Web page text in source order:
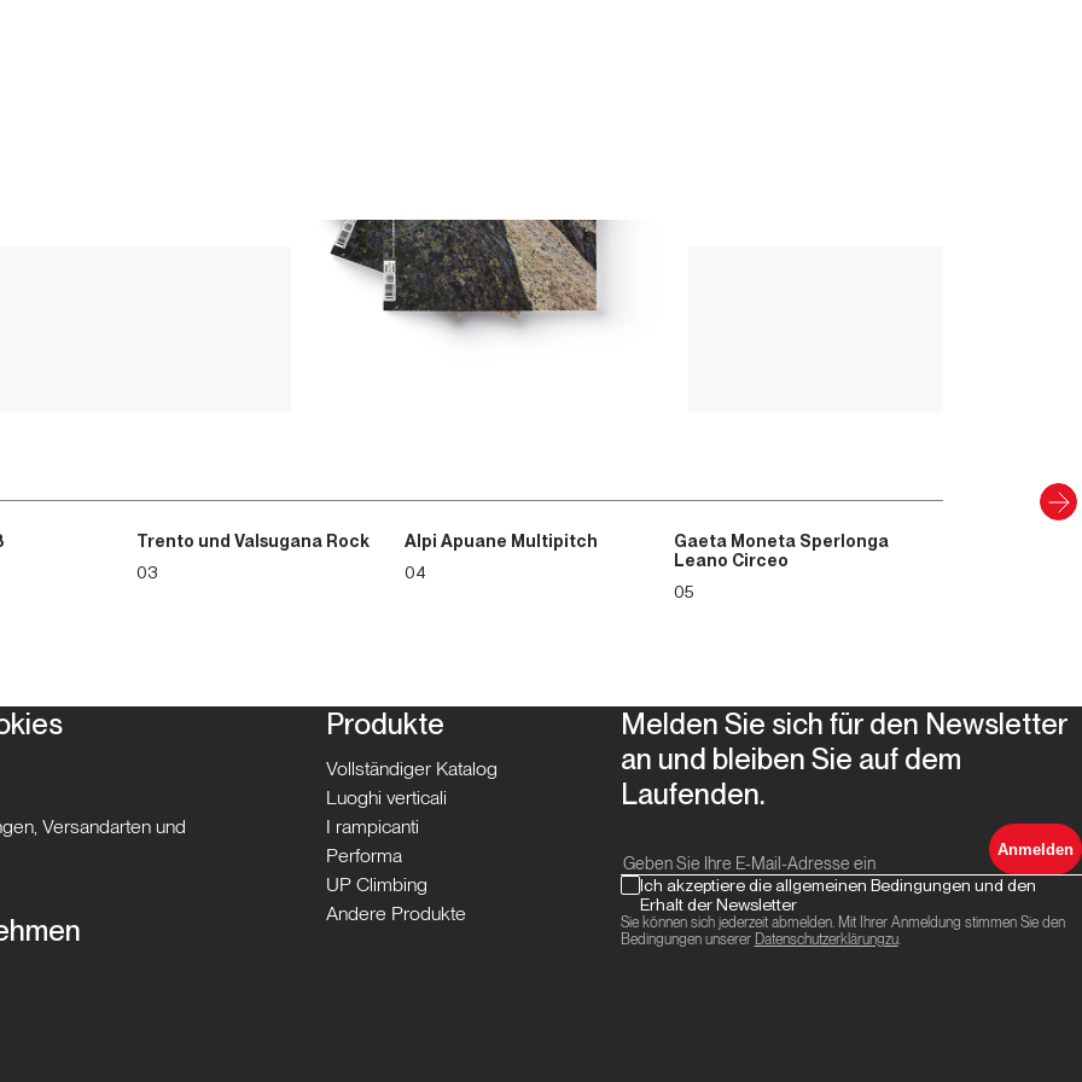
Trento und Valsugana Rock
03
Alpi Apuane Multipitch
04
Gaeta Moneta Sperlonga
Leano Circeo
05
Versandarten und
Produkte
Vollständiger Katalog
Luoghi verticali
I rampicanti
Performa
UP Climbing
Andere Produkte
Melden Sie sich für den Newsletter
an und bleiben Sie auf dem
Laufenden.
Anmelden
Ich akzeptiere die allgemeinen Bedingungen und den
Erhalt der Newsletter
Sie können sich jederzeit abmelden. Mit Ihrer Anmeldung stimmen Sie den
Bedingungen unserer Datenschutzerklärungzu.